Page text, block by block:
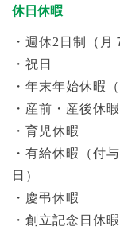
休日休暇
・週休2日制（月
・祝日
・年末年始休暇（
・産前・産後休暇
・育児休暇
・ 有給休暇（付
日）
・慶弔休暇
・創立記念日休